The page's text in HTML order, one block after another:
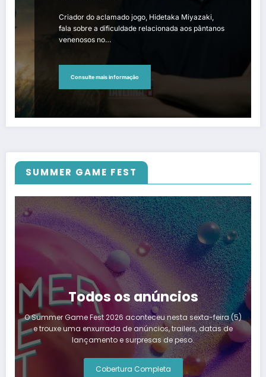
Criador do aclamado jogo, Hidetaka Miyazaki,
fala sobre a dificuldade relacionada aos pântanos
venenosos no…
Consulte mais informação
SUMMER GAME FEST
Todos os anúncios
O Summer Game Fest 2026 aconteceu nesta sexta-feira (5)
e trouxe uma enxurrada de anúncios, trailers, datas de
lançamento e surpresas de peso.
Cobertura Completa